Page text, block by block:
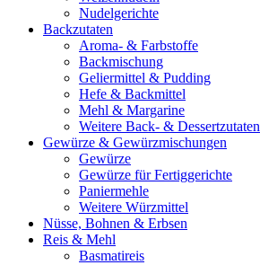
Nudelgerichte
Backzutaten
Aroma- & Farbstoffe
Backmischung
Geliermittel & Pudding
Hefe & Backmittel
Mehl & Margarine
Weitere Back- & Dessertzutaten
Gewürze & Gewürzmischungen
Gewürze
Gewürze für Fertiggerichte
Paniermehle
Weitere Würzmittel
Nüsse, Bohnen & Erbsen
Reis & Mehl
Basmatireis